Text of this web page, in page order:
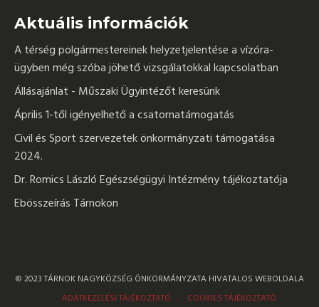
Aktuális információk
A térség polgármestereinek helyzetjelentése a vízóra-
ügyben még szóba jöhető vizsgálatokkal kapcsolatban
Állásajánlat - Műszaki Ügyintézőt keresünk
Április 1-től igényelhető a csatornatámogatás
Civil és Sport szervezetek önkormányzati támogatása
2024.
Dr. Romics László Egészségügyi Intézmény tájékoztatója
Ebösszeírás Tárnokon
© 2023 TÁRNOK NAGYKÖZSÉG ÖNKORMÁNYZATA HIVATALOS WEBOLDALA
ADATKEZELÉSI TÁJÉKOZTATÓ
COOKIES TÁJÉKOZTATÓ